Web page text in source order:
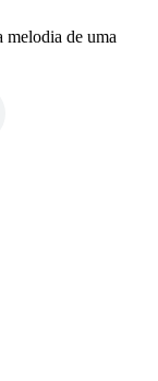
melodia de uma